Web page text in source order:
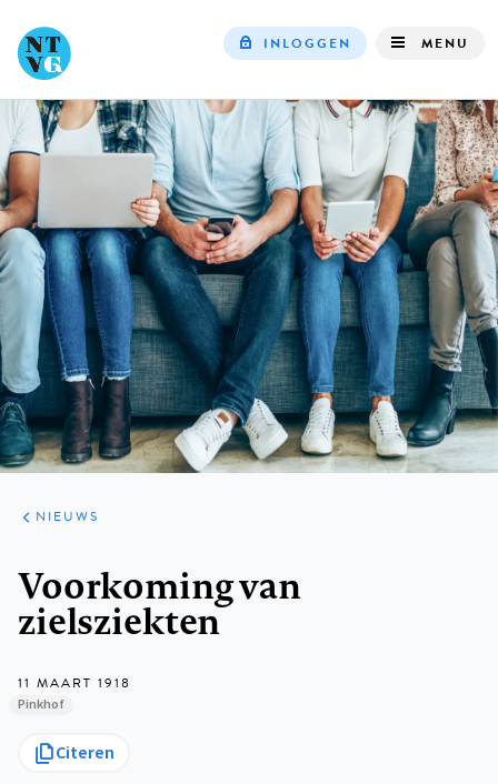
navigation
INLOGGEN MENU
ARTIKELEN
HET
KORT
NIEUWS
Voorkoming van
zielsziekten
11 MAART 1918
Pinkhof
Citeren